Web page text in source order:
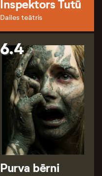
Inspektors Tutū
Dailes teātris
6.4
Purva bērni